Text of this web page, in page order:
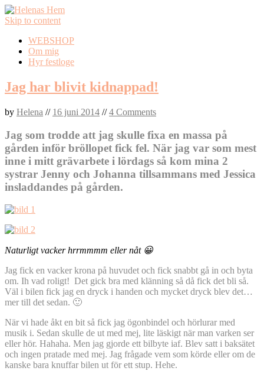
Skip to content
WEBSHOP
Om mig
Hyr festloge
Jag har blivit kidnappad!
by Helena // 16 juni 2014 //4 Comments
Jag som trodde att jag skulle fixa en massa på
gården inför bröllopet fick fel. När jag var som mest
inne i mitt grävarbete i lördags så kom mina 2
systrar Jenny och Johanna tillsammans med Jessica
insladdandes på gården.
Naturligt vacker hrrmmmm eller nåt 😀
Jag fick en vacker krona på huvudet och fick snabbt gå in och byta
om. Ih vad roligt! Det gick bra med klänning så då fick det bli så.
Väl i bilen fick jag en dryck i handen och mycket dryck blev det…
mer till det sedan. 🙂
När vi hade åkt en bit så fick jag ögonbindel och hörlurar med
musik i. Sedan skulle de ut med mej, lite läskigt när man varken ser
eller hör. Hahaha. Men jag gjorde ett bilbyte iaf. Blev satt i baksätet
och ingen pratade med mej. Jag frågade vem som körde eller om de
kanske bara knuffar bilen ut för ett stup. Hehe.